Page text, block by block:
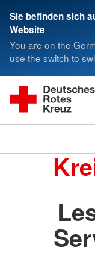
Sie befinden sich
Website
You are on the
use the switch to